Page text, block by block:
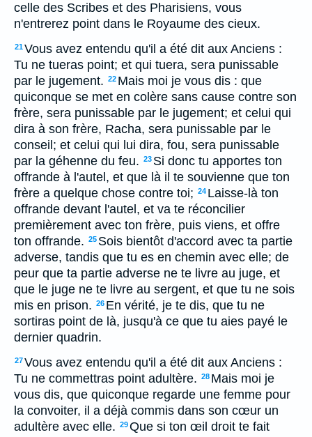
celle des Scribes et des Pharisiens, vous
n'entrerez point dans le Royaume des cieux.
21Vous avez entendu qu'il a été dit aux Anciens :
Tu ne tueras point; et qui tuera, sera punissable
par le jugement. 22 Mais moi je vous dis : que
quiconque se met en colère sans cause contre son
frère, sera punissable par le jugement; et celui qui
dira à son frère, Racha, sera punissable par le
conseil; et celui qui lui dira, fou, sera punissable
par la géhenne du feu. 23 Si donc tu apportes ton
offrande à l'autel, et que là il te souvienne que ton
frère a quelque chose contre toi; 24 Laisse-là ton
offrande devant l'autel, et va te réconcilier
premièrement avec ton frère, puis viens, et offre
ton offrande. 25 Sois bientôt d'accord avec ta partie
adverse, tandis que tu es en chemin avec elle; de
peur que ta partie adverse ne te livre au juge, et
que le juge ne te livre au sergent, et que tu ne sois
mis en prison. 26 En vérité, je te dis, que tu ne
sortiras point de là, jusqu'à ce que tu aies payé le
dernier quadrin.
27Vous avez entendu qu'il a été dit aux Anciens :
Tu ne commettras point adultère. 28 Mais moi je
vous dis, que quiconque regarde une femme pour
la convoiter, il a déjà commis dans son cœur un
adultère avec elle. 29Que si ton œil droit te fait